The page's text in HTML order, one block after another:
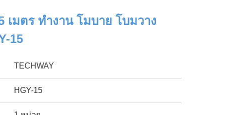
เมตร ทํางาน โมบาย โบมวาง
15
TECHWAY
HGY-15